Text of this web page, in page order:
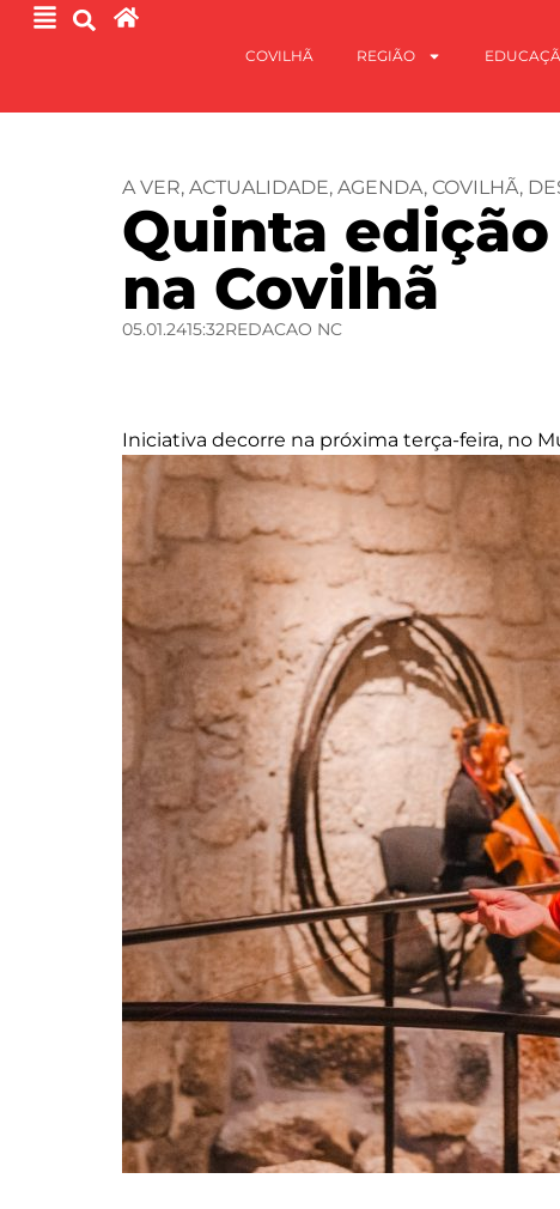
COVILHÃ REGIÃO
A VER, ACTUALIDADE, AGENDA, COVILHÃ,
Quinta edição
na Covilhã
05.01.2415:32REDACAO NC
Iniciativa decorre na próxima terça-feira, no